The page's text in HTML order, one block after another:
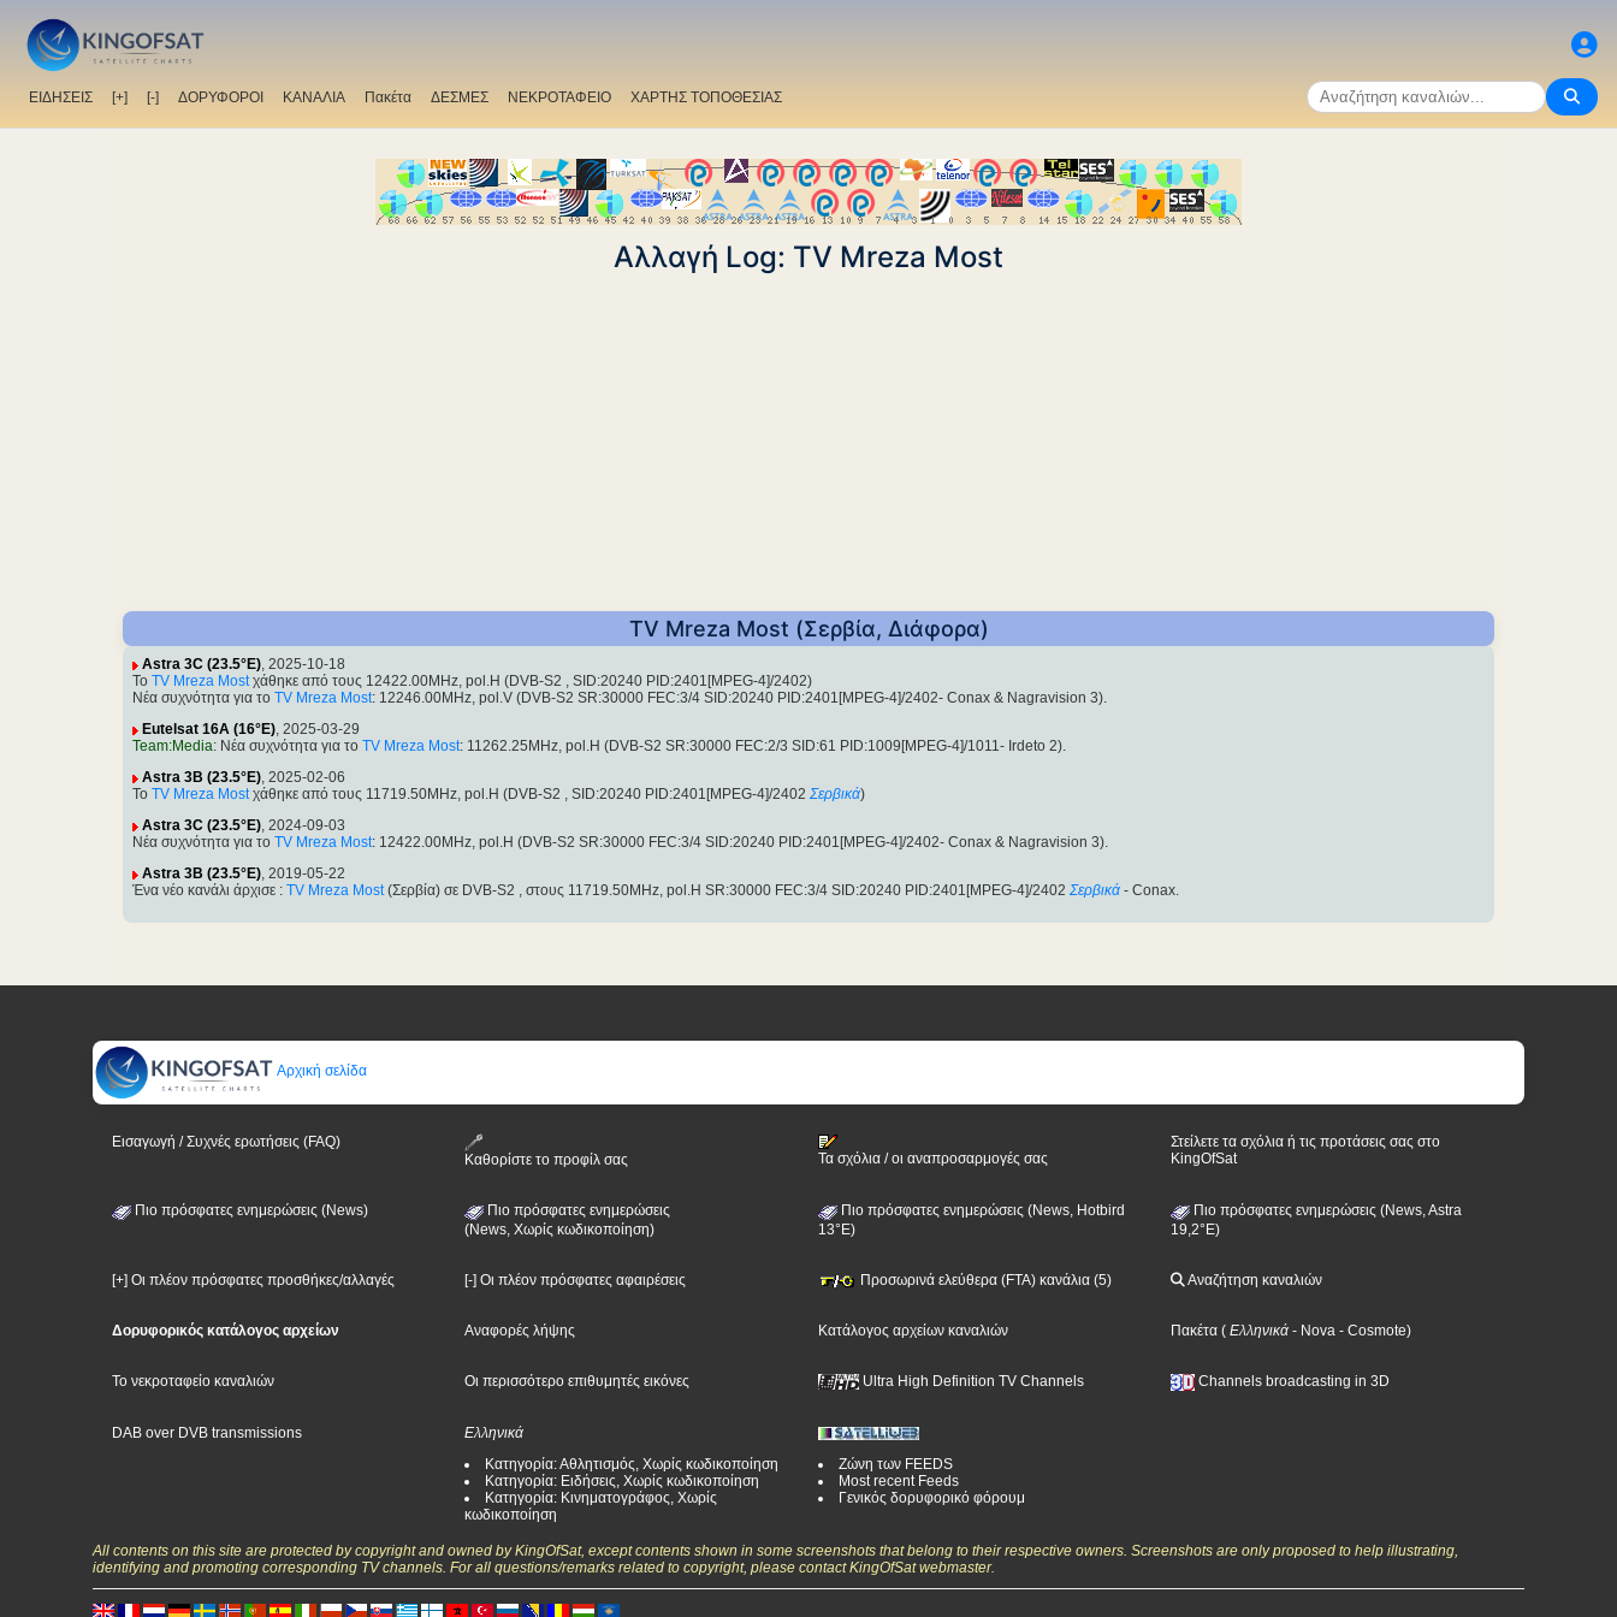
ΕΙΔΗΣΕΙΣ [+] [-] ΔΟΡΥΦΟΡΟΙ ΚΑΝΑΛΙΑ Πακέτα ΔΕΣΜΕΣ ΝΕΚΡΟΤΑΦΕΙΟ ΧΑΡΤΗΣ ΤΟΠΟΘΕΣΙΑΣ
Αλλαγή Log: TV Mreza Most
TV Mreza Most (Σερβία, Διάφορα)
Astra 3C (23.5°E), 2025-10-18
Το TV Mreza Mostχάθηκε από τους 12422.00MHz, pol.H (DVB-S2 , SID:20240 PID:2401[MPEG-4]/2402)
Νέα συχνότητα για το TV Mreza Most: 12246.00MHz, pol.V (DVB-S2 SR:30000 FEC:3/4 SID:20240 PID:2401[MPEG-4]/2402- Conax & Nagravision 3).
Eutelsat 16A (16°E), 2025-03-29
Team:Media: Νέα συχνότητα για το TV Mreza Most: 11262.25MHz, pol.H (DVB-S2 SR:30000 FEC:2/3 SID:61 PID:1009[MPEG-4]/1011- Irdeto 2).
Astra 3B (23.5°E), 2025-02-06
Το TV Mreza Mostχάθηκε από τους 11719.50MHz, pol.H (DVB-S2 , SID:20240 PID:2401[MPEG-4]/2402 Σερβικά)
Astra 3C (23.5°E), 2024-09-03
Νέα συχνότητα για το TV Mreza Most: 12422.00MHz, pol.H (DVB-S2 SR:30000 FEC:3/4 SID:20240 PID:2401[MPEG-4]/2402- Conax & Nagravision 3).
Astra 3B (23.5°E), 2019-05-22
Ένα νέο κανάλι άρχισε : TV Mreza Most(Σερβία) σε DVB-S2 , στους 11719.50MHz, pol.H SR:30000 FEC:3/4 SID:20240 PID:2401[MPEG-4]/2402 Σερβικά - Conax.
Αρχική σελίδα
Εισαγωγή / Συχνές ερωτήσεις (FAQ)
Καθορίστε το προφίλ σας
Τα σχόλια / οι αναπροσαρμογές σας
Στείλετε τα σχόλια ή τις προτάσεις σας στο
KingOfSat
Πιο πρόσφατες ενημερώσεις (News)
Πιο πρόσφατες ενημερώσεις
(News, Χωρίς κωδικοποίηση)
Πιο πρόσφατες ενημερώσεις (News, Hotbird
13°E)
Πιο πρόσφατες ενημερώσεις (News, Astra
19,2°E)
[+] Οι πλέον πρόσφατες προσθήκες/αλλαγές [-] Οι πλέον πρόσφατες αφαιρέσεις Προσωρινά ελεύθερα (FTA) κανάλια (5) Αναζήτηση καναλιών
Δορυφορικός κατάλογος αρχείων Αναφορές λήψης Κατάλογος αρχείων καναλιών Πακέτα ( Ελληνικά - Nova - Cosmote)
Το νεκροταφείο καναλιών Οι περισσότερο επιθυμητές εικόνες Ultra High Definition TV Channels Channels broadcasting in 3D
DAB over DVB transmissions
Ελληνικά
Κατηγορία: Αθλητισμός, Χωρίς κωδικοποίηση
Κατηγορία: Ειδήσεις, Χωρίς κωδικοποίηση
Κατηγορία: Κινηματογράφος, Χωρίς
κωδικοποίηση
Ζώνη των FEEDS
Most recent Feeds
Γενικός δορυφορικό φόρουμ
All contents on this site are protected by copyright and owned by KingOfSat, except contents shown in some screenshots that belong to their respective owners. Screenshots are only proposed to help illustrating,
identifying and promoting corresponding TV channels. For all questions/remarks related to copyright, please contact KingOfSat webmaster.